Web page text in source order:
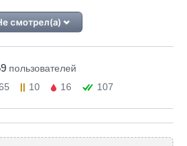
смотрел(а)
пользователей
10 16 107